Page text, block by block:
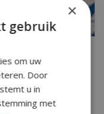
10 Dagen Zon,
×
gebruik
om uw
Door
u in
met